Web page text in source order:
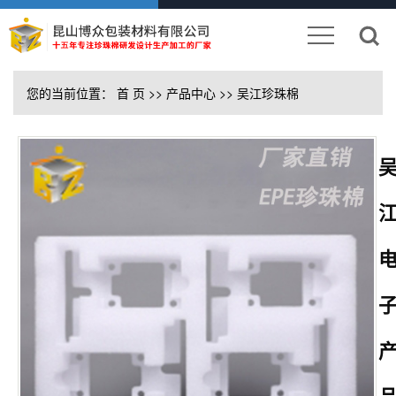
您的当前位置： 首 页 >> 产品中心 >> 吴江珍珠棉